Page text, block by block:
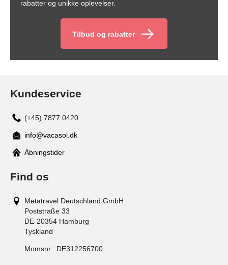
rabatter og unikke oplevelser.
Tilbud og rabatter
Kundeservice
(+45) 7877 0420
info@vacasol.dk
Åbningstider
Find os
Metatravel Deutschland GmbH
Poststraße 33
DE-20354 Hamburg
Tyskland
Momsnr.: DE312256700